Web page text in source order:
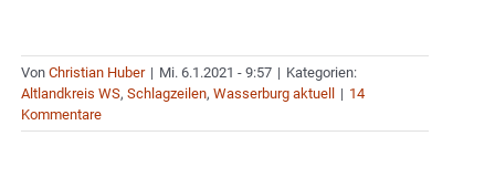
Von Christian Huber | Mi. 6.1.2021 - 9:57 | Kategorien:
Altlandkreis WS, Schlagzeilen, Wasserburg aktuell | 14
Kommentare